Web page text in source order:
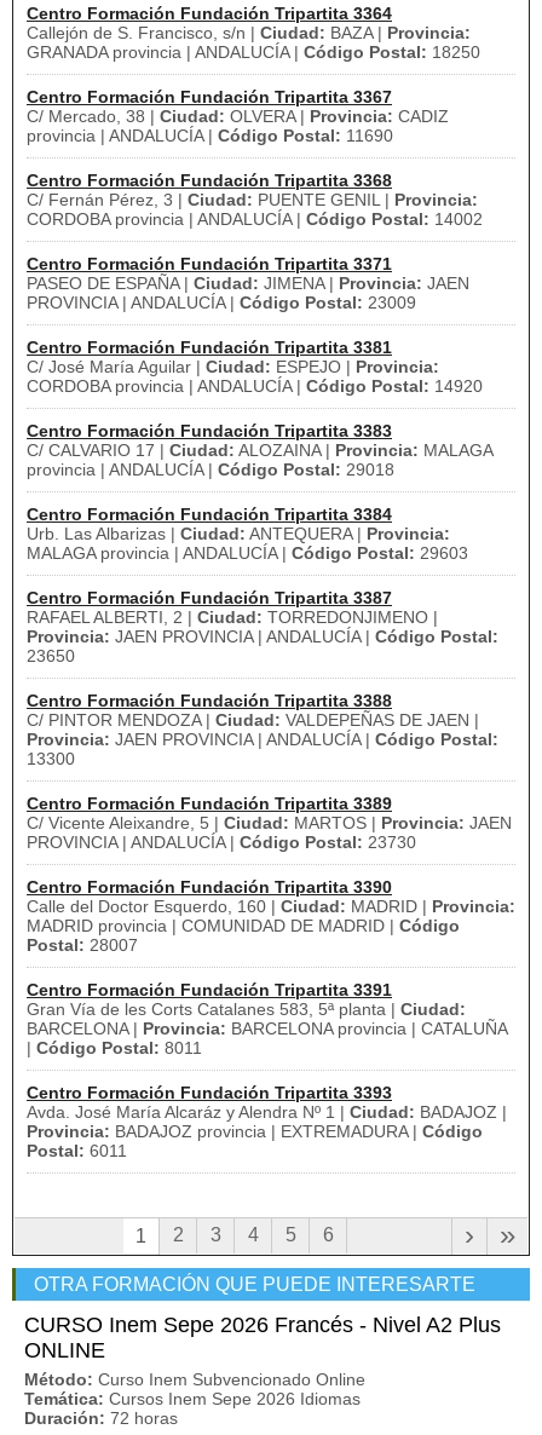
Centro Formación Fundación Tripartita 3364
Callejón de S. Francisco, s/n | Ciudad: BAZA | Provincia:
GRANADA provincia | ANDALUCÍA | Código Postal: 18250
Centro Formación Fundación Tripartita 3367
C/ Mercado, 38 | Ciudad: OLVERA | Provincia: CADIZ
provincia | ANDALUCÍA | Código Postal: 11690
Centro Formación Fundación Tripartita 3368
C/ Fernán Pérez, 3 | Ciudad: PUENTE GENIL | Provincia:
CORDOBA provincia | ANDALUCÍA | Código Postal: 14002
Centro Formación Fundación Tripartita 3371
PASEO DE ESPAÑA | Ciudad: JIMENA | Provincia: JAEN
PROVINCIA | ANDALUCÍA | Código Postal: 23009
Centro Formación Fundación Tripartita 3381
C/ José María Aguilar | Ciudad: ESPEJO | Provincia:
CORDOBA provincia | ANDALUCÍA | Código Postal: 14920
Centro Formación Fundación Tripartita 3383
C/ CALVARIO 17 | Ciudad: ALOZAINA | Provincia: MALAGA
provincia | ANDALUCÍA | Código Postal: 29018
Centro Formación Fundación Tripartita 3384
Urb. Las Albarizas | Ciudad: ANTEQUERA | Provincia:
MALAGA provincia | ANDALUCÍA | Código Postal: 29603
Centro Formación Fundación Tripartita 3387
RAFAEL ALBERTI, 2 | Ciudad: TORREDONJIMENO |
Provincia: JAEN PROVINCIA | ANDALUCÍA | Código Postal:
23650
Centro Formación Fundación Tripartita 3388
C/ PINTOR MENDOZA | Ciudad: VALDEPEÑAS DE JAEN |
Provincia: JAEN PROVINCIA | ANDALUCÍA | Código Postal:
13300
Centro Formación Fundación Tripartita 3389
C/ Vicente Aleixandre, 5 | Ciudad: MARTOS | Provincia: JAEN
PROVINCIA | ANDALUCÍA | Código Postal: 23730
Centro Formación Fundación Tripartita 3390
Calle del Doctor Esquerdo, 160 | Ciudad: MADRID | Provincia:
MADRID provincia | COMUNIDAD DE MADRID | Código
Postal: 28007
Centro Formación Fundación Tripartita 3391
Gran Vía de les Corts Catalanes 583, 5ª planta | Ciudad:
BARCELONA | Provincia: BARCELONA provincia | CATALUÑA
| Código Postal: 8011
Centro Formación Fundación Tripartita 3393
Avda. José María Alcaráz y Alendra Nº 1 | Ciudad: BADAJOZ |
Provincia: BADAJOZ provincia | EXTREMADURA | Código
Postal: 6011
1 2 3 4 5 6 »
›
OTRA FORMACIÓN QUE PUEDE INTERESARTE
CURSO Inem Sepe 2026 Francés - Nivel A2 Plus
ONLINE
Método: Curso Inem Subvencionado Online
Temática: Cursos Inem Sepe 2026 Idiomas
Duración: 72 horas